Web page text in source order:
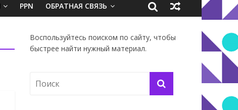
PPN ОБРАТНАЯ СВЯЗЬ
Воспользуйтесь поиском по сайту, чтобы
быстрее найти нужный материал.